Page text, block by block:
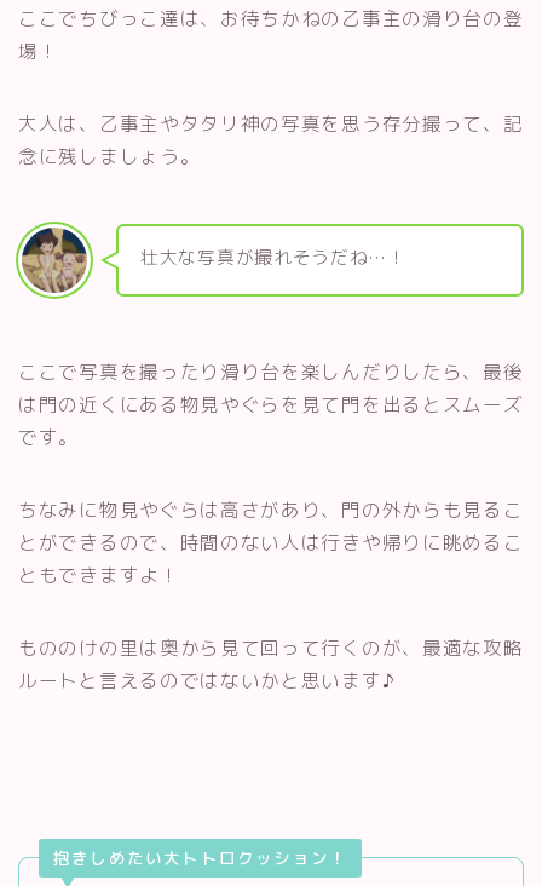
ここでちびっこ達は、お待ちかねの乙事主の滑り台の登
場！
大人は、乙事主やタタリ神の写真を思う存分撮って、記
念に残しましょう。
壮大な写真が撮れそうだね…！
ここで写真を撮ったり滑り台を楽しんだりしたら、最後
は門の近くにある物見やぐらを見て門を出るとスムーズ
です。
ちなみに物見やぐらは高さがあり、門の外からも見るこ
とができるので、時間のない人は行きや帰りに眺めるこ
ともできますよ！
もののけの里は奥から見て回って行くのが、最適な攻略
ルートと言えるのではないかと思います♪
抱きしめたい大トトロクッション！